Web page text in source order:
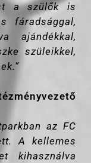
a szülők is
fáradsággal,
ajándékkal,
szüleikkel,
az FC
A kellemes
kihasználva